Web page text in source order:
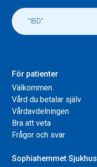
För patienter
Välkommen
Vård du betalar själv
Vårdavdelningen
Bra att veta
Frågor och svar
Sophiahemmet Sjukhus